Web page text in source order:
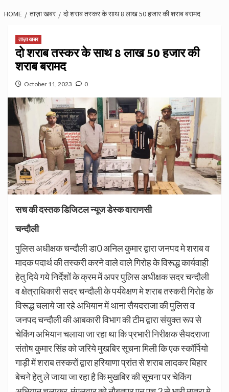
HOME ताज़ा खबर दो शराब तस्कर के साथ 8 लाख 50 हजार की शराब बरामद
ताज़ा खबर
दो शराब तस्कर के साथ 8 लाख 50 हजार की
शराब बरामद
October 11, 2023 0
सच की दस्तक डिजिटल न्यूज डेस्क वाराणसी
चन्दौली
पुलिस अधीक्षक चन्दौली डा0 अनिल कुमार द्वारा जनपद मे शराब व
मादक पदार्थ की तस्करी करने वाले वाले गिरोह के विरूद्ध कार्यवाही
हेतु दिये गये निर्देशों के क्रम में अपर पुलिस अधीक्षक सदर चन्दौली
व क्षेत्राधिकारी सदर चन्दौली के पर्यवेक्षण मे शराब तस्करी गिरोह के
विरूद्ध चलाये जा रहे अभियान में थाना सैयदराजा की पुलिस व
जनपद चन्दौली की आबकारी विभाग की टीम द्वारा संयुक्त रूप से
चेकिंग अभियान चलाया जा रहा था कि प्रभारी निरीक्षक सैयदराजा
संतोष कुमार सिंह को जरिये मुखबिर सूचना मिली कि एक स्कॉर्पियो
गाड़ी में शराब तस्करों द्वारा हरियाणा प्रांत से शराब लादकर बिहार
बेचने हेतु ले जाया जा रहा है कि मुखबिर की सूचना पर चेकिंग